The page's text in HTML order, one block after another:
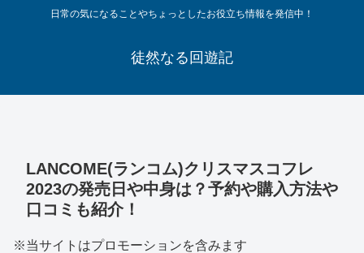
日常の気になることやちょっとしたお役立ち情報を発信中！
徒然なる回遊記
LANCOME(ランコム)クリスマスコフレ
2023の発売日や中身は？予約や購入方法や
口コミも紹介！
※当サイトはプロモーションを含みます